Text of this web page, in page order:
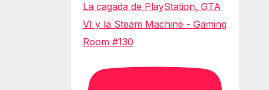
La cagada de PlayStation, GTA
VI y la Steam Machine - Gaming
Room #130